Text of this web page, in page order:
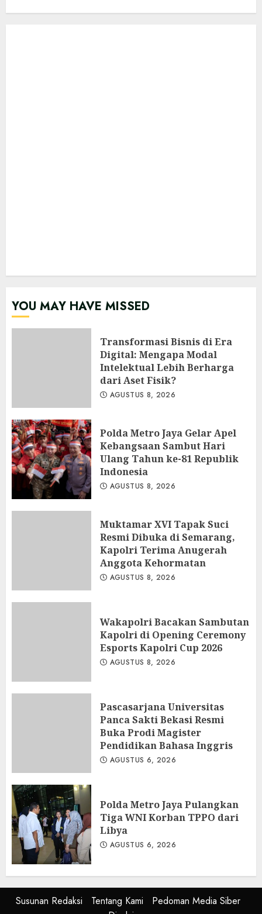
YOU MAY HAVE MISSED
Transformasi Bisnis di Era
Digital: Mengapa Modal
Intelektual Lebih Berharga
dari Aset Fisik?
AGUSTUS 8, 2026
Polda Metro Jaya Gelar Apel
Kebangsaan Sambut Hari
Ulang Tahun ke-81 Republik
Indonesia
AGUSTUS 8, 2026
Muktamar XVI Tapak Suci
Resmi Dibuka di Semarang,
Kapolri Terima Anugerah
Anggota Kehormatan
AGUSTUS 8, 2026
Wakapolri Bacakan Sambutan
Kapolri di Opening Ceremony
Esports Kapolri Cup 2026
AGUSTUS 8, 2026
Pascasarjana Universitas
Panca Sakti Bekasi Resmi
Buka Prodi Magister
Pendidikan Bahasa Inggris
AGUSTUS 6, 2026
Polda Metro Jaya Pulangkan
Tiga WNI Korban TPPO dari
Libya
AGUSTUS 6, 2026
Susunan Redaksi Tentang Kami
Pedoman Media Siber